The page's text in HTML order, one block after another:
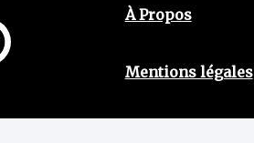
À Propos
Mentions légales